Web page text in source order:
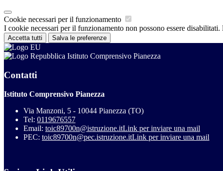
Cookie necessari per il funzionamento
I cookie necessari per il funzionamento non possono essere
Accetta tutti Salva le preferenze
Istituto Comprensivo Pianezza
Contatti
Istituto Comprensivo Pianezza
Via Manzoni, 5 - 10044 Pianezza (TO)
Tel: 0119676557
Email: toic89700n@istruzione.itLink per inviare una mail
PEC: toic89700n@pec.istruzione.itLink per inviare una mail